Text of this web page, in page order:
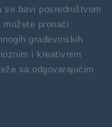
se bavi posredništvom
pronaći
građevinskih
i kreativnim
sa odgovarajućim